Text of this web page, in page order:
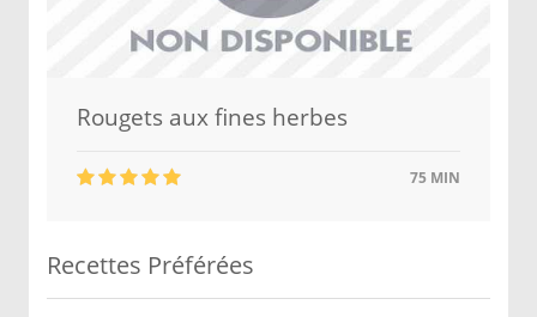
Rougets aux fines herbes
75 MIN
Recettes Préférées